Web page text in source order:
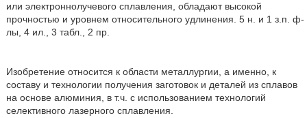
или электроннолучевого сплавления, обладают высокой
прочностью и уровнем относительного удлинения. 5 н. и 1 з.п. ф-
лы, 4 ил., 3 табл., 2 пр.
Изобретение относится к области металлургии, а именно, к
составу и технологии получения заготовок и деталей из сплавов
на основе алюминия, в т.ч. с использованием технологий
селективного лазерного сплавления.